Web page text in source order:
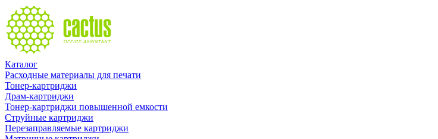
Каталог
Расходные материалы для печати
Тонер-картриджи
Драм-картриджи
Тонер-картриджи повышенной емкости
Струйные картриджи
Перезаправляемые картриджи